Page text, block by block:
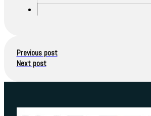
Previous post
Next post